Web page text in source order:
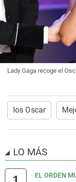
Lady Gaga recoge el
los Oscar
LO MÁS
EL ORDEN